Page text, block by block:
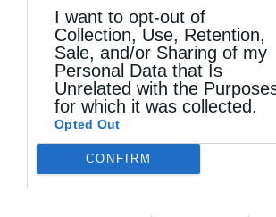
I want to opt-out of
Collection, Use, Retention,
Sale, and/or Sharing of my
Personal Data that Is
Unrelated with the
for which it was collected.
Opted Out
CONFIRM
σφυράκι ο ηγούμενος και το
Τότε ο διαβαστής πλησιάζει
και του ζητάει την ευλογία και
χέρι. Και ο ηγούμενος του δίνει
το ψωμί. Τότε χτυπάει το
φορά και όλοι σηκώνονται, ο